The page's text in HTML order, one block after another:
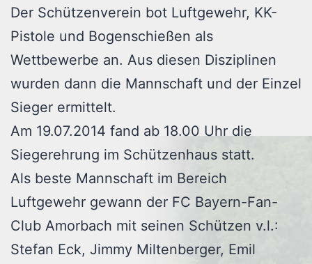
Der Schützenverein bot Luftgewehr, KK-
Pistole und Bogenschießen als
Wettbewerbe an. Aus diesen Disziplinen
wurden dann die Mannschaft und der Einzel
Sieger ermittelt.
Am 19.07.2014 fand ab 18.00 Uhr die
Siegerehrung im Schützenhaus statt.
Als beste Mannschaft im Bereich
Luftgewehr gewann der FC Bayern-Fan-
Club Amorbach mit seinen Schützen v.l.:
Stefan Eck, Jimmy Miltenberger, Emil